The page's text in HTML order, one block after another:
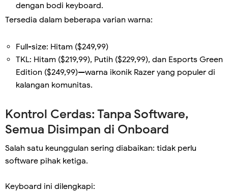
dengan bodi keyboard.
Tersedia dalam beberapa varian warna:
Full-size: Hitam ($249,99)
TKL: Hitam ($219,99), Putih ($229,99), dan Esports Green
Edition ($249,99)—warna ikonik Razer yang populer di
kalangan komunitas.
Kontrol Cerdas: Tanpa Software,
Semua Disimpan di Onboard
Salah satu keunggulan sering diabaikan: tidak perlu
software pihak ketiga.
Keyboard ini dilengkapi: